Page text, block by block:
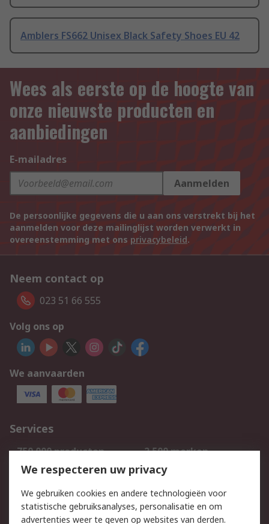
Amblers FS662 Unisex Black Safety Shoes EU 42
Wees als eerste op de hoogte van
onze nieuwste producten en
aanbiedingen
E-mailadres
Aanmelden
De persoonlijke gegevens die u aan ons verstrekt bij het
aanmelden voor deze mailinglijst worden verwerkt in
overeenstemming met ons privacybeleid.
Neem contact op
023 51 66 555
Volg ons op
We aanvaarden
Services
750.000 producten
2.500 merken
Bestellen
Inkoopoplossingen
Track & Trace
We respecteren uw privacy
We gebruiken cookies en andere technologieën voor
statistische gebruiksanalyses, personalisatie en om
advertenties weer te geven op websites van derden.